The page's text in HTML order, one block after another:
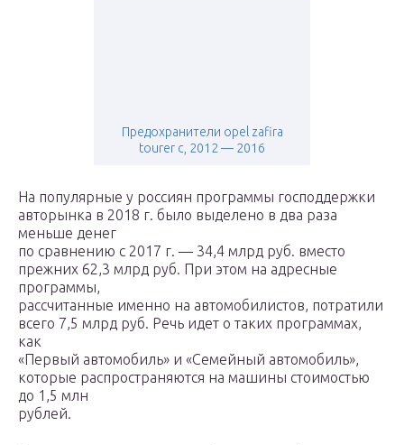
Предохранители opel zafira
tourer c, 2012 — 2016
На популярные у россиян программы господдержки
авторынка в 2018 г. было выделено в два раза
меньше денег
по сравнению с 2017 г. — 34,4 млрд руб. вместо
прежних 62,3 млрд руб. При этом на адресные
программы,
рассчитанные именно на автомобилистов, потратили
всего 7,5 млрд руб. Речь идет о таких программах,
как
«Первый автомобиль» и «Семейный автомобиль»,
которые распространяются на машины стоимостью
до 1,5 млн
рублей.